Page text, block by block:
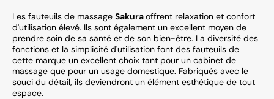
Les fauteuils de massage Sakuraoffrent relaxation et confort
d'utilisation élevé. Ils sont également un excellent moyen de
prendre soin de sa santé et de son bien-être. La diversité des
fonctions et la simplicité d'utilisation font des fauteuils de
cette marque un excellent choix tant pour un cabinet de
massage que pour un usage domestique. Fabriqués avec le
souci du détail, ils deviendront un élément esthétique de tout
espace.